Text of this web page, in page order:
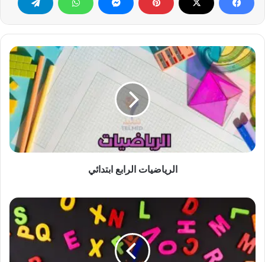
الرياضيات
الرابع
ابتدائي
الرياضيات الرابع ابتدائي
Français
4ème
année
primaire